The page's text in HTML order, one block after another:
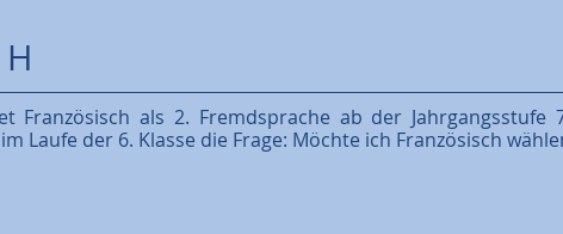
Französisch als 2. Fremdsprache ab der
Laufe der 6. Klasse die Frage: Möchte ich Französisch